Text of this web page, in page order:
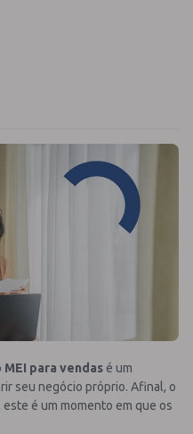
para vendas é um
seu negócio próprio. Afinal, o
é um momento em que os